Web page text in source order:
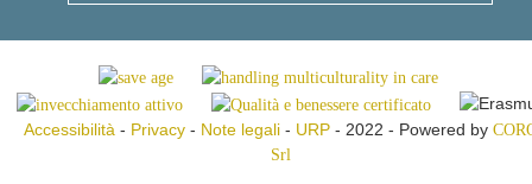
Accessibilità - Privacy- Note legali- URP- 2022 - Powered by
Srl